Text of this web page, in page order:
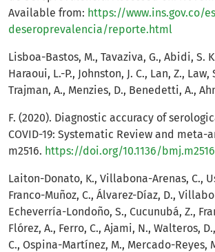
Available from: https://www.ins.gov.co/
deseroprevalencia/reporte.html
Lisboa-Bastos, M., Tavaziva, G., Abidi, S.
Haraoui, L.-P., Johnston, J. C., Lan, Z., Law,
Trajman, A., Menzies, D., Benedetti, A.,
F. (2020). Diagnostic accuracy of
COVID-19: Systematic Review and meta-
m2516. https://doi.org/10.1136/bmj.m2516
Laiton-Donato, K., Villabona-Arenas, C.,
Franco-Muñoz, C., Álvarez-Díaz, D.,
Echeverría-Londoño, S., Cucunubá, Z.,
Flórez, A., Ferro, C., Ajami, N., Walteros,
C., Ospina-Martínez, M., Mercado-Reyes,